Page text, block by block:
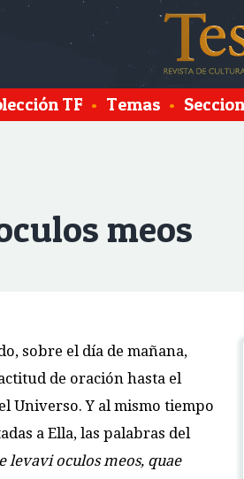
TF • Temas •
meos
sobre el día de mañana,
de oración hasta el
Universo. Y al mismo tiempo
a Ella, las palabras del
levavi oculos meos, quae